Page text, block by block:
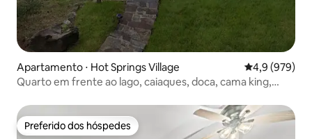
Apartamento ⋅ Hot Springs Village 4,9 de uma
4,9 (979)
Quarto em frente ao lago, caiaques, doca, cama king,
Preferido dos hóspedes
Preferido dos hóspedes